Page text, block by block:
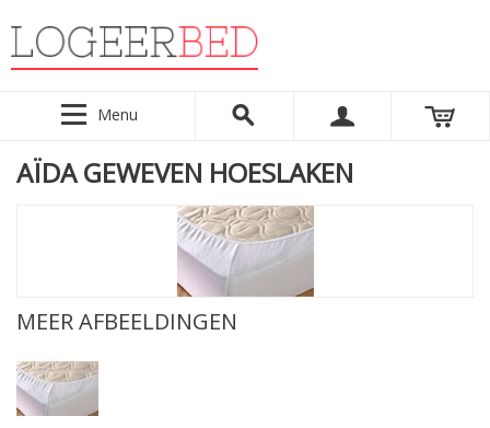
Menu
AÏDA GEWEVEN HOESLAKEN
MEER AFBEELDINGEN